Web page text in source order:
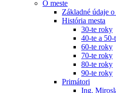
O meste
Základné údaje o
História mesta
30-te roky
40-te a
60-te roky
70-te roky
80-te roky
90-te roky
Primátori
Ing.